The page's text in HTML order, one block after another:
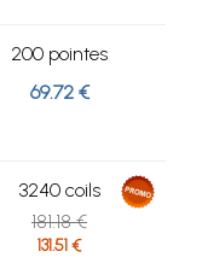
200 pointes
69.72 €
3240 coils
181.18 €
131.51 €